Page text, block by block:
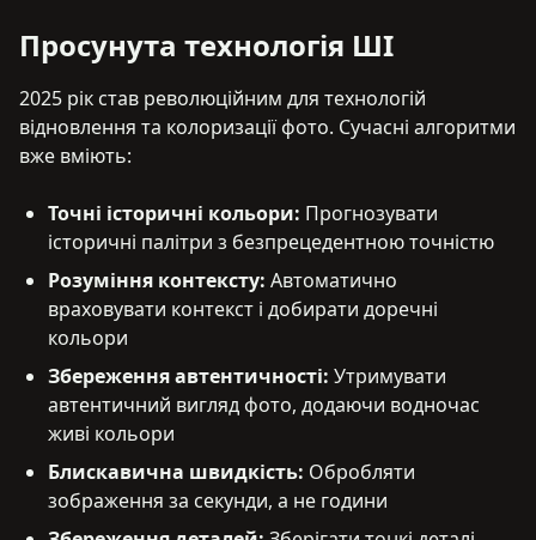
Просунута технологія ШІ
2025 рік став революційним для технологій
відновлення та колоризації фото. Сучасні алгоритми
вже вміють:
Точні історичні кольори: Прогнозувати
історичні палітри з безпрецедентною точністю
Розуміння контексту: Автоматично
враховувати контекст і добирати доречні
кольори
Збереження автентичності: Утримувати
автентичний вигляд фото, додаючи водночас
живі кольори
Блискавична швидкість: Обробляти
зображення за секунди, а не години